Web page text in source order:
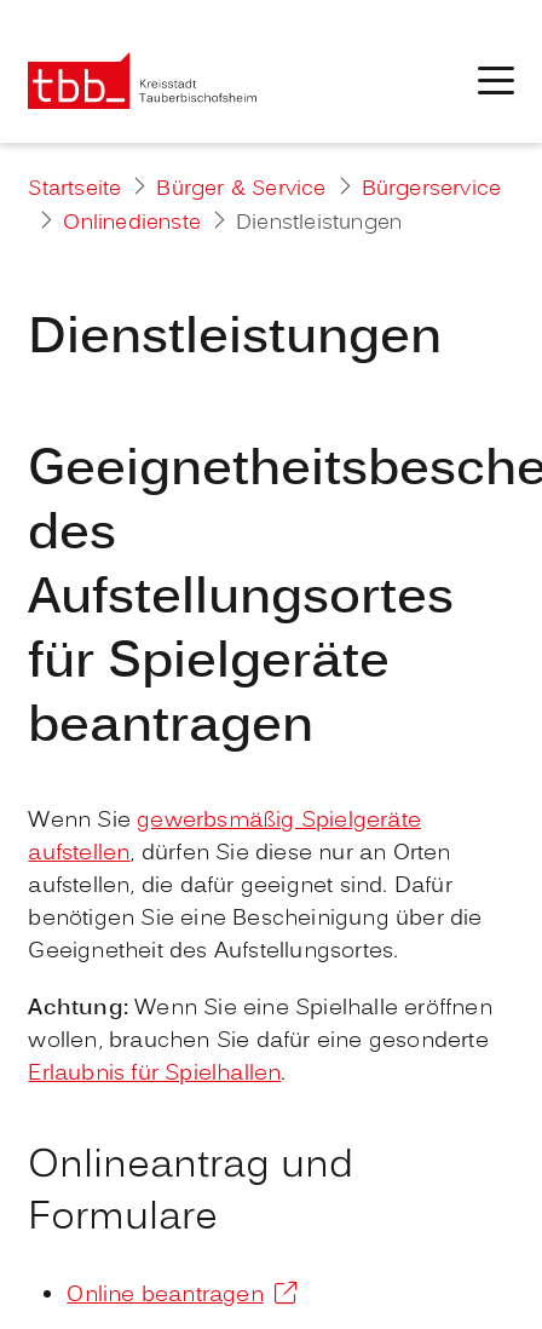
Startseite Bürger & Service
Bürgerservice
Onlinedienste
Dienstleistungen
Dienstleistungen
des
Aufstellungsortes
für Spielgeräte
beantragen
Wenn Sie gewerbsmäßig Spielgeräte
aufstellen, dürfen Sie diese nur an Orten
aufstellen, die dafür geeignet sind. Dafür
benötigen Sie eine Bescheinigung über die
Geeignetheit des Aufstellungsortes.
Achtung:Wenn Sie eine Spielhalle eröffnen
wollen, brauchen Sie dafür eine gesonderte
Erlaubnis für Spielhallen.
Onlineantrag und
Formulare
Online beantragen